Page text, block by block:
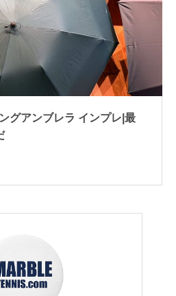
グアンブレラ インプレ|最